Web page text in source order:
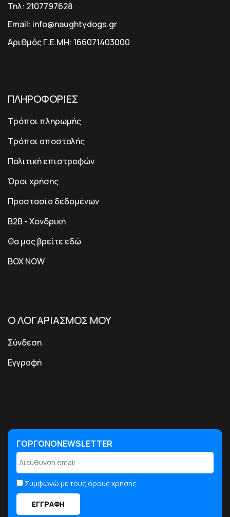
Τηλ: 2107797628
Email: info@naughtydogs.gr
Αριθμός Γ.Ε.ΜΗ: 166071403000
ΠΛΗΡΟΦΟΡΙΕΣ
Τρόποι πληρωμής
Τρόποι αποστολής
Πολιτική επιστροφών
Όροι χρήσης
Προστασία δεδομένων
B2B - Χονδρική
Θα μας βρείτε εδώ
BOX NOW
Ο ΛΟΓΑΡΙΑΣΜΟΣ ΜΟΥ
Σύνδεση
Εγγραφή
ΓΟΡΓΟΝΟNEWSLETTER
Συμφωνώ με τους όρους χρήσης